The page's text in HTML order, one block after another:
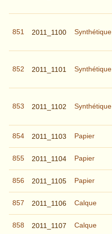
851 2011_1100 Synthétique
852 2011_1101 Synthétique
853 2011_1102 Synthétique
854 2011_1103 Papier
855 2011_1104 Papier
856 2011_1105 Papier
857 2011_1106 Calque
858 2011_1107 Calque